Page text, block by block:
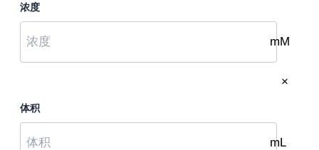
浓度
mM
×
体积
mL